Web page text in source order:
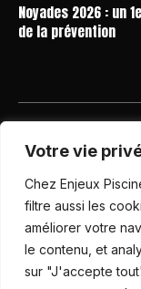
Votre vie
Chez Enjeux
filtre aussi les
améliorer votre
le contenu, et
sur "J'accepte
Noyades 2026 : un
de la prévention